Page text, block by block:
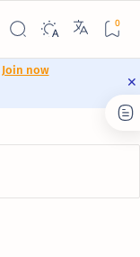
Join now